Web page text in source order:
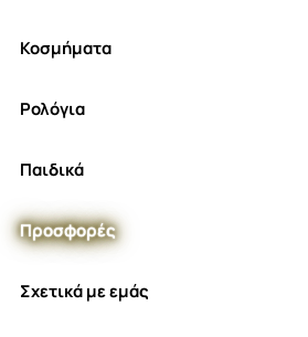
Κοσμήματα
Ρολόγια
Παιδικά
Προσφορές
Σχετικά με εμάς